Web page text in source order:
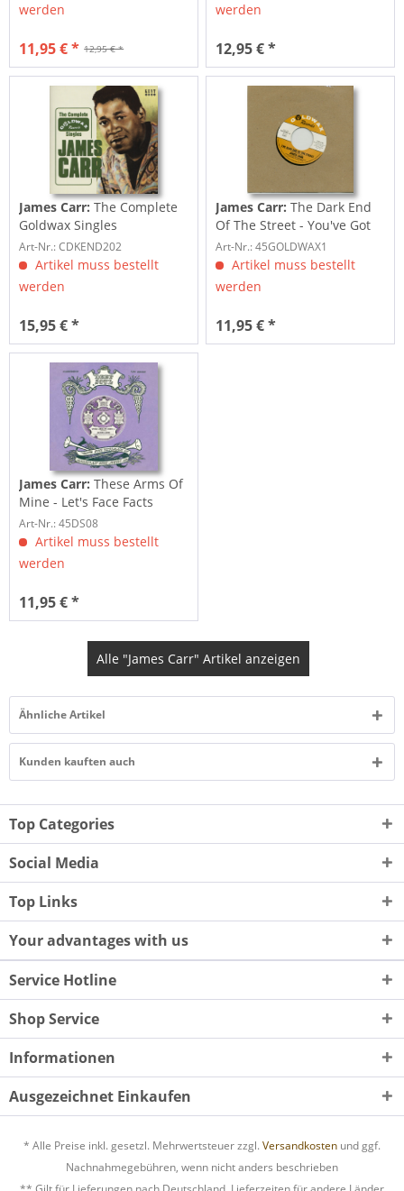
werden
12,95 € *
11,95 € *
werden
12,95 € *
James Carr: The Complete
Goldwax Singles
Art-Nr.: CDKEND202
Artikel muss bestellt
werden
15,95 € *
James Carr: The Dark End
Of The Street - You've Got
My Mind...
Art-Nr.: 45GOLDWAX1
Artikel muss bestellt
werden
11,95 € *
James Carr: These Arms Of
Mine - Let's Face Facts
(7inch,...
Art-Nr.: 45DS08
Artikel muss bestellt
werden
11,95 € *
Alle "James Carr" Artikel anzeigen
Ähnliche Artikel
Kunden kauften auch
Top Categories
Social Media
Top Links
Your advantages with us
Service Hotline
Shop Service
Informationen
Ausgezeichnet Einkaufen
* Alle Preise inkl. gesetzl. Mehrwertsteuer zzgl. Versandkosten und ggf.
Nachnahmegebühren, wenn nicht anders beschrieben